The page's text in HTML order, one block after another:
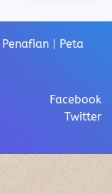
Penafian
Peta
Facebook
Twitter